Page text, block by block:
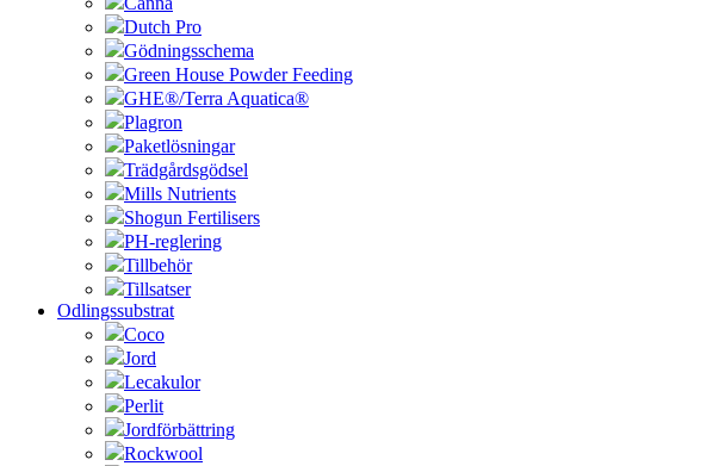
Dutch Pro
Gödningsschema
Green House Powder Feeding
GHE®/Terra Aquatica®
Plagron
Paketlösningar
Trädgårdsgödsel
Mills Nutrients
Shogun Fertilisers
PH-reglering
Tillbehör
Tillsatser
Odlingssubstrat
Coco
Jord
Lecakulor
Perlit
Jordförbättring
Rockwool